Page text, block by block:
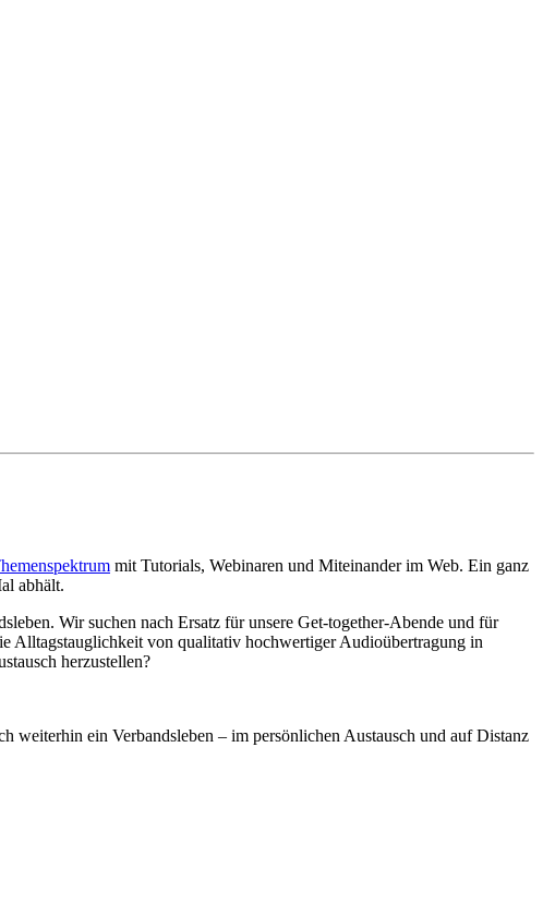
mit Tutorials, Webinaren und Miteinander im Web. Ein ganz
abhält.
Wir suchen nach Ersatz für unsere Get-together-Abende und für
Alltagstauglichkeit von qualitativ hochwertiger Audioübertragung in
herzustellen?
weiterhin ein Verbandsleben – im persönlichen Austausch und auf Distanz